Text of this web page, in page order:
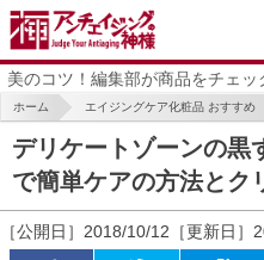
美のコツ！編集部が商品をチェッ
ホーム エイジングケア化粧品 おすすめ
デリケートゾーンの黒
で簡単ケアの方法とク
［公開日］2018/10/12［更新日］